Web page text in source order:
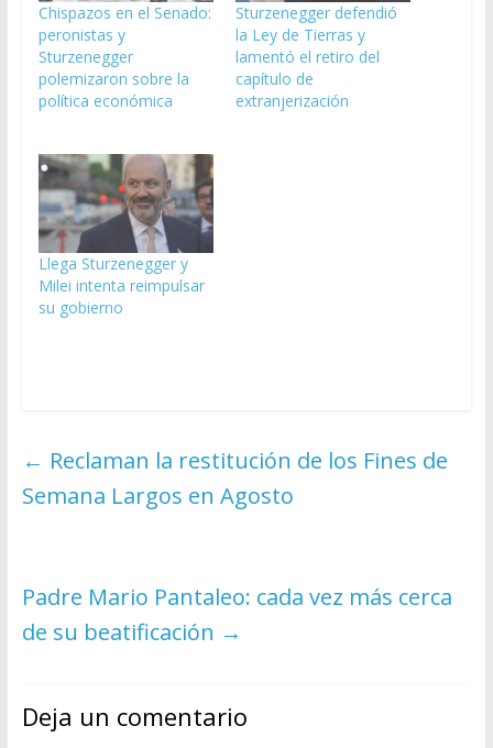
Chispazos en el Senado:
peronistas y
Sturzenegger
polemizaron sobre la
política económica
Sturzenegger defendió
la Ley de Tierras y
lamentó el retiro del
capítulo de
extranjerización
Llega Sturzenegger y
Milei intenta reimpulsar
su gobierno
← Reclaman la restitución de los Fines de
Semana Largos en Agosto
Padre Mario Pantaleo: cada vez más cerca
de su beatificación →
Deja un comentario